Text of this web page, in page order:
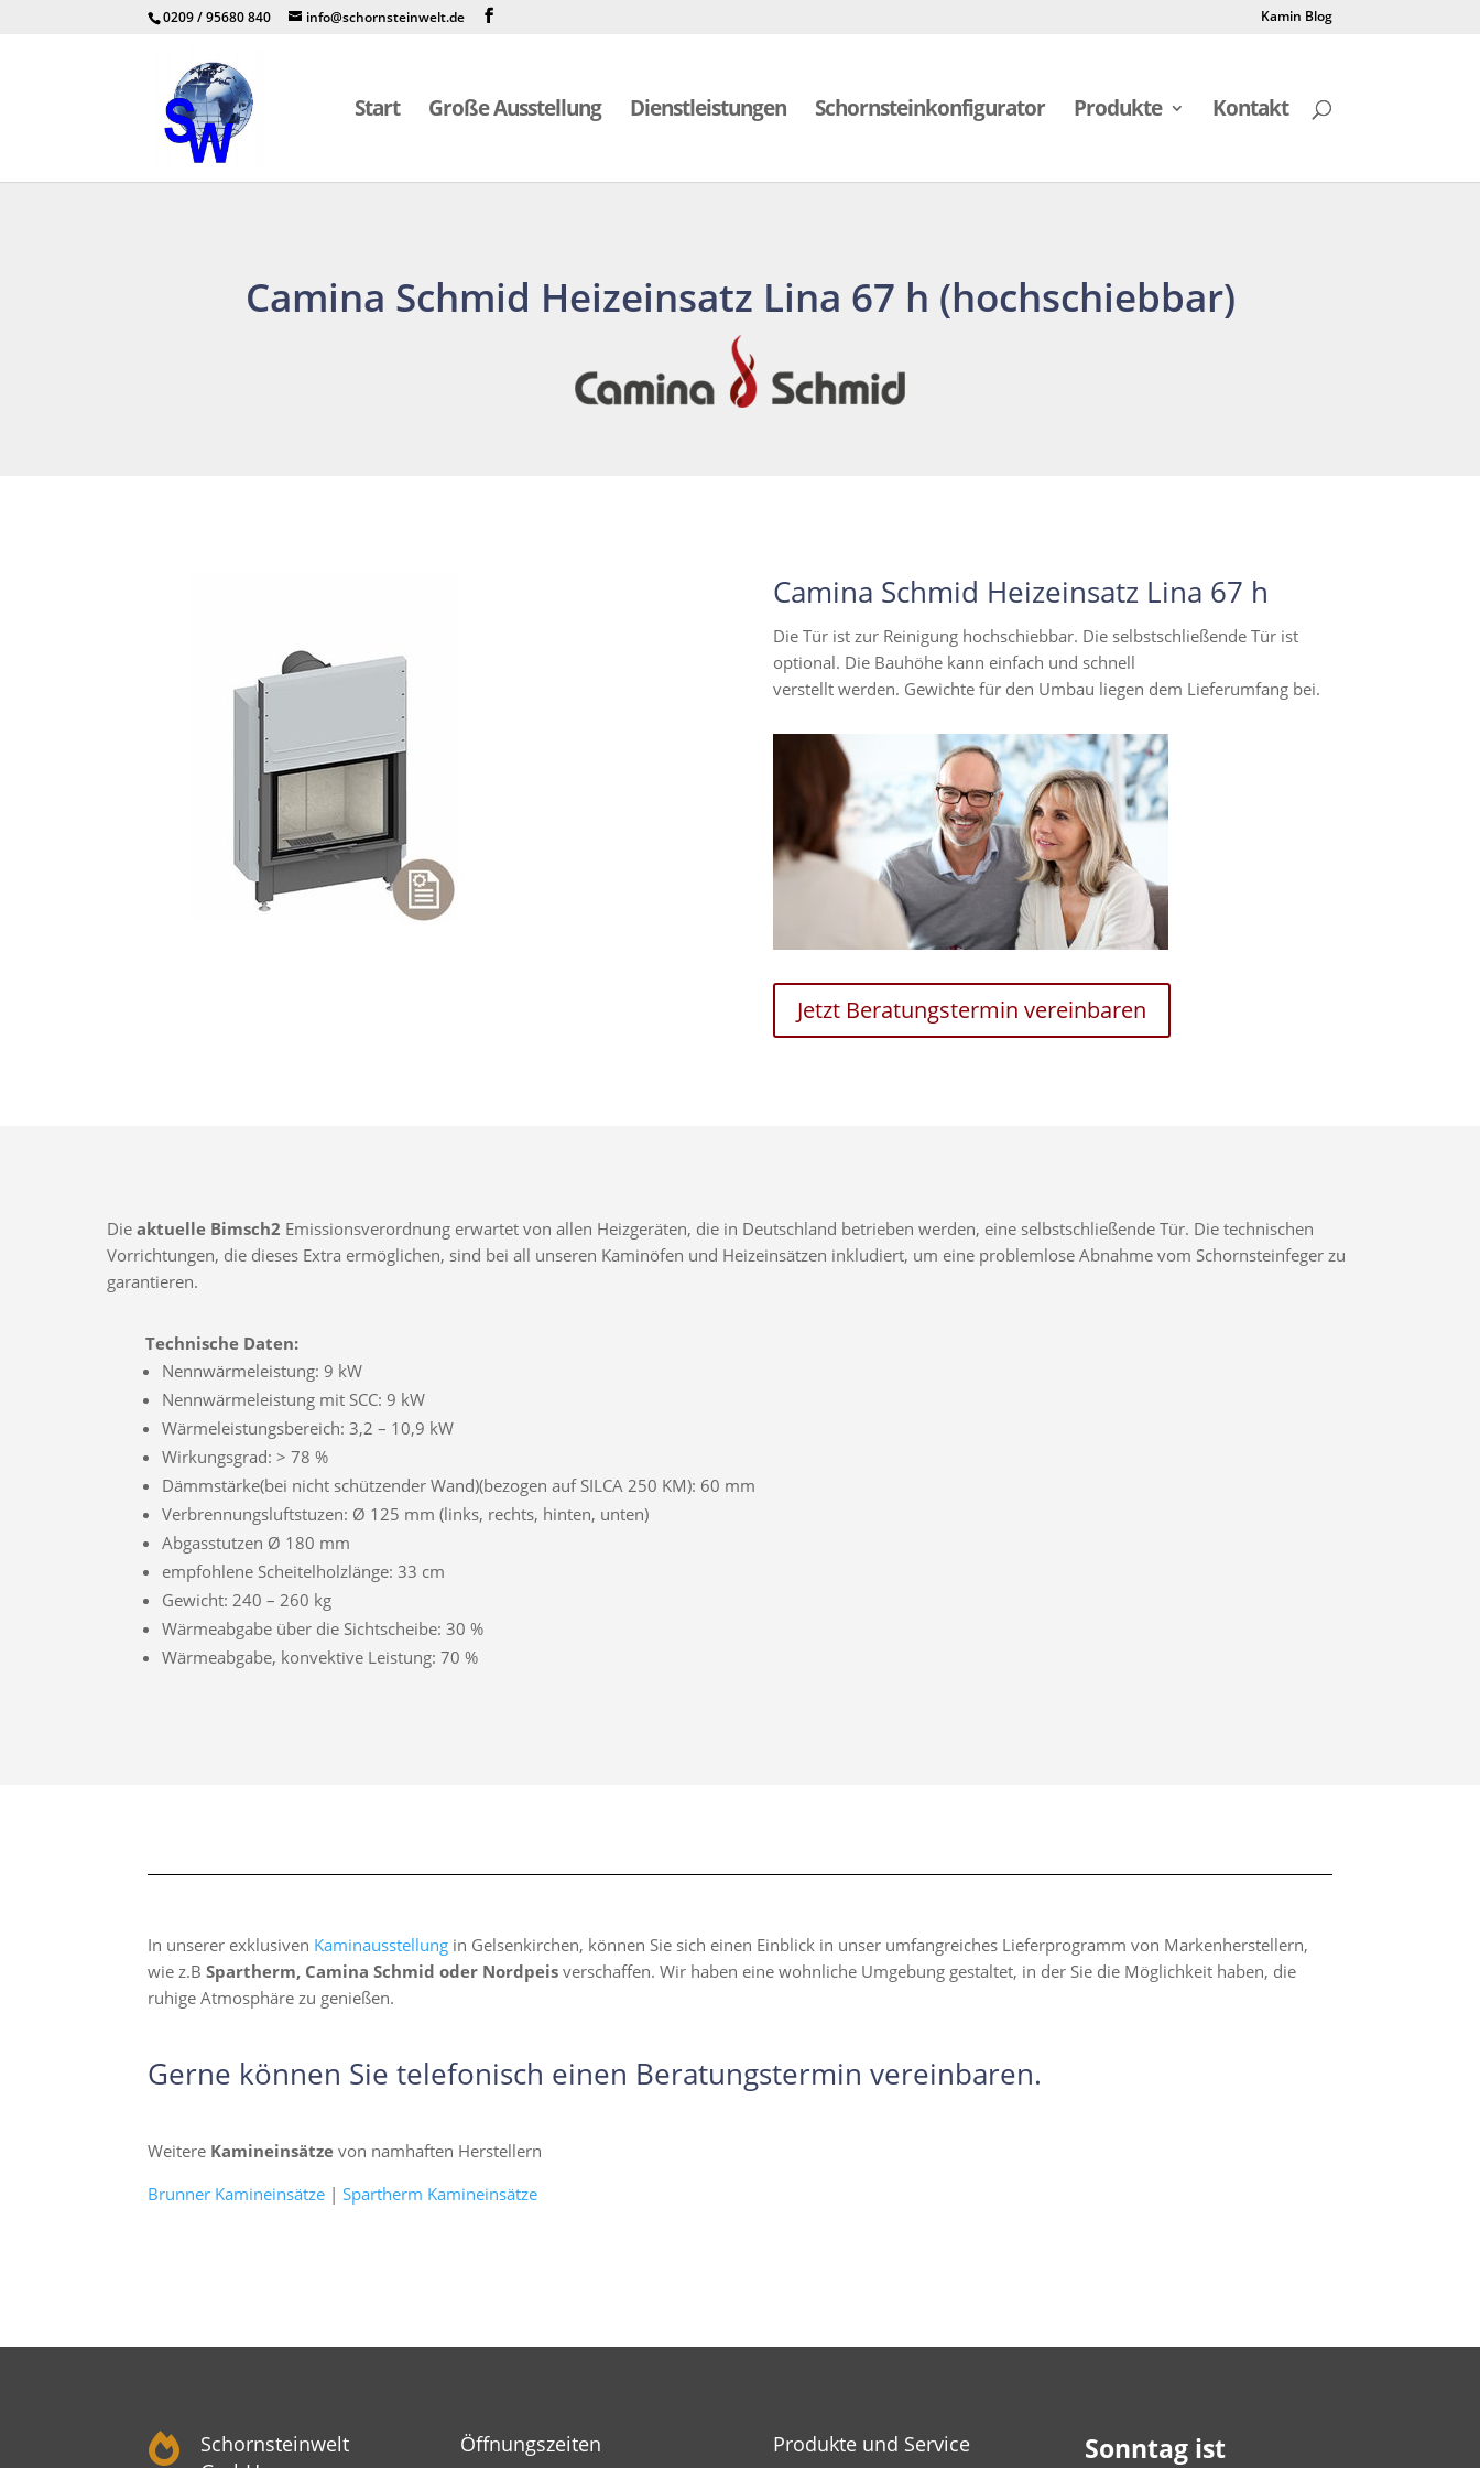
0209 / 95680 840 info@schornsteinwelt.de Kamin Blog
Start Große Ausstellung Dienstleistungen Schornsteinkonfigurator Produkte Kontakt
Camina Schmid Heizeinsatz Lina 67 h (hochschiebbar)
Camina Schmid Heizeinsatz Lina 67 h
Die Tür ist zur Reinigung hochschiebbar. Die selbstschließende Tür ist
optional. Die Bauhöhe kann einfach und schnell
verstellt werden. Gewichte für den Umbau liegen dem Lieferumfang bei.
Jetzt Beratungstermin vereinbaren
Die aktuelle Bimsch2 Emissionsverordnung erwartet von allen Heizgeräten, die in Deutschland betrieben werden, eine selbstschließende Tür. Die technischen
Vorrichtungen, die dieses Extra ermöglichen, sind bei all unseren Kaminöfen und Heizeinsätzen inkludiert, um eine problemlose Abnahme vom Schornsteinfeger zu
garantieren.
Technische Daten:
Nennwärmeleistung: 9 kW
Nennwärmeleistung mit SCC: 9 kW
Wärmeleistungsbereich: 3,2 – 10,9 kW
Wirkungsgrad: > 78 %
Dämmstärke(bei nicht schützender Wand)(bezogen auf SILCA 250 KM): 60 mm
Verbrennungsluftstuzen: Ø 125 mm (links, rechts, hinten, unten)
Abgasstutzen Ø 180 mm
empfohlene Scheitelholzlänge: 33 cm
Gewicht: 240 – 260 kg
Wärmeabgabe über die Sichtscheibe: 30 %
Wärmeabgabe, konvektive Leistung: 70 %
In unserer exklusiven Kaminausstellung in Gelsenkirchen, können Sie sich einen Einblick in unser umfangreiches Lieferprogramm von Markenherstellern,
wie z.BSpartherm, Camina Schmid oder Nordpeis verschaffen. Wir haben eine wohnliche Umgebung gestaltet, in der Sie die Möglichkeit haben, die
ruhige Atmosphäre zu genießen.
Gerne können Sie telefonisch einen Beratungstermin vereinbaren.
Weitere Kamineinsätze von namhaften Herstellern
Brunner Kamineinsätze |Spartherm Kamineinsätze

Schornsteinwelt
Öffnungszeiten Produkte und Service
Sonntag ist